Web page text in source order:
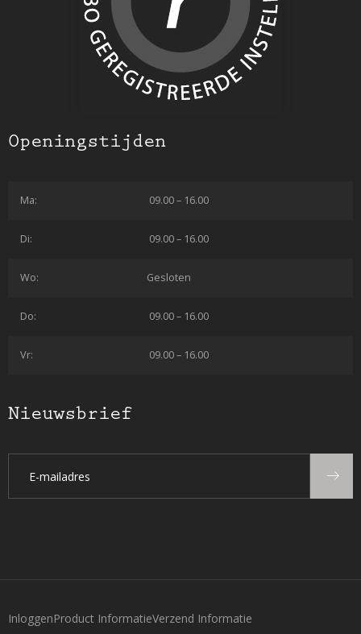
Openingstijden
Ma: 09.00 – 16.00
Di: 09.00 – 16.00
Wo: Gesloten
Do: 09.00 – 16.00
Vr: 09.00 – 16.00
Nieuwsbrief
InloggenProduct InformatieVerzend Informatie